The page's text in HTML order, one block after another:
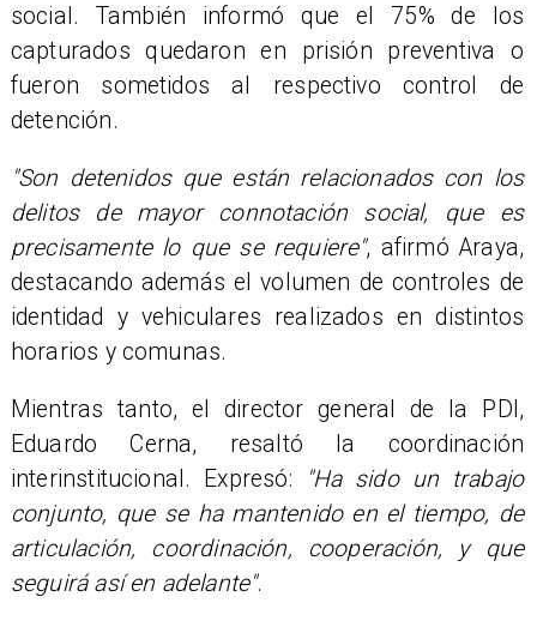
social. También informó que el 75% de los
capturados quedaron en prisión preventiva o
fueron sometidos al respectivo control de
detención.
"Son detenidos que están relacionados con los
delitos de mayor connotación social, que es
precisamente lo que se requiere", afirmó Araya,
destacando además el volumen de controles de
identidad y vehiculares realizados en distintos
horarios y comunas.
Mientras tanto, el director general de la PDI,
Eduardo Cerna, resaltó la coordinación
interinstitucional. Expresó:
"Ha sido un trabajo
conjunto, que se ha mantenido en el tiempo, de
articulación, coordinación, cooperación, y que
seguirá así en adelante".